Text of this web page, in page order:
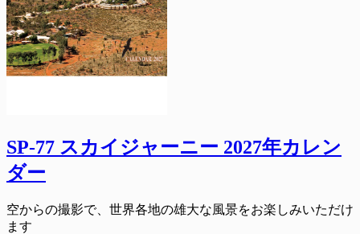
SP-77 スカイジャーニー 2027年カレン
ダー
空からの撮影で、世界各地の雄大な風景をお楽しみいただけ
ます